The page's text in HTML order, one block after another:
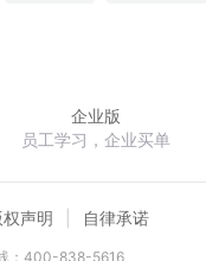
企业版
员工学习，企业买单
权声明 自律承诺
：400-838-5616